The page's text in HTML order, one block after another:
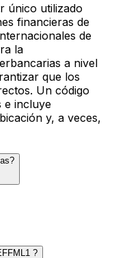
único utilizado
financieras de
de
la
a nivel
que los
Un código
e incluye
y, a veces,
?